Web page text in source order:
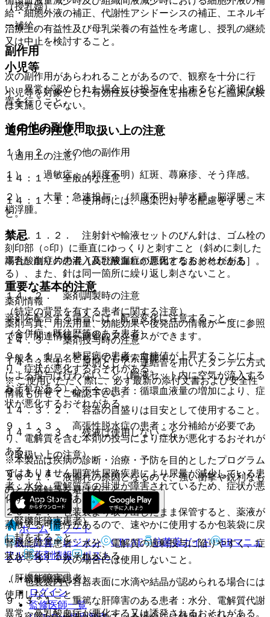
（授乳婦）
治療上の有益性及び母乳栄養の有益性を考慮し、授乳の継続
又は中止を検討すること。
小児等
小児等を対象とした有効性及び安全性を指標とした臨床試験
は実施していない。
適用上の注意、取扱い上の注意
（適用上の注意）
１４．１． 全般的な注意
１４．１．１． 使用時には、感染に対する配慮をするこ
と。
１４．１．２． 注射針や輸液セットのびん針は、ゴム栓の
刻印部（○印）に垂直にゆっくりと刺すこと（斜めに刺した
場合、削り片の混入及び液漏れの原因となるおそれがあ
る）、また、針は同一箇所に繰り返し刺さないこと。
１４．２． 薬剤調製時の注意
薬剤を配合する場合には、配合変化に注意すること。
１４．３． 薬剤投与時の注意
１４．３．１． 原則として、連結管を用いたタンデム方式
による投与は行わないこと（輸液セット内に空気が流入する
おそれがある）。
１４．３．２． 容器の目盛りは目安として使用すること。
１４．３．３． 残液は使用しないこと。
（取扱い上の注意）
２０．１． 液漏れの原因となるので、強い衝撃や鋭利なも
のとの接触等を避けること。
２０．２． 包装袋より取り出したまま保管すると、薬液が
蒸散する可能性があるので、速やかに使用するか包装袋に戻
し封をすること。
２０．３． 次の場合には使用しないこと。
・ 包装袋内や容器表面に水滴や結晶が認められる場合には
使用しないこと。
給・細胞外液の補正、代謝性アシドーシスの補正、エネルギ
ー補給。
副作用
次の副作用があらわれることがあるので、観察を十分に行
い、異常が認められた場合には投与を中止するなど適切な処
置を行うこと。
その他の副作用
１１．２． その他の副作用
１）． 過敏症：（頻度不明）紅斑、蕁麻疹、そう痒感。
２）． 大量・急速投与：（頻度不明）肺水腫、脳浮腫、末
梢浮腫。
禁忌
高乳酸血症の患者［高乳酸血症が悪化するおそれがある］。
重要な基本的注意
（特定の背景を有する患者に関する注意）
（合併症・既往歴等のある患者）
９．１．１． 糖尿病の患者：血糖値が上昇することによ
り、症状が悪化するおそれがある。
９．１．２． 心不全の患者：循環血液量の増加により、症
状が悪化するおそれがある。
９．１．３． 高張性脱水症の患者：水分補給が必要であ
り、電解質を含む本剤の投与により症状が悪化するおそれが
ある。
９．１．４． 閉塞性尿路疾患により尿量が減少している患
者：水分、電解質等の排泄が障害されているため、症状が悪
化するおそれがある。
（腎機能障害患者）
腎機能障害患者：水分、電解質の過剰投与に陥りやすく、症
状が悪化するおそれがある。
（肝機能障害患者）
９．３．１． 重篤な肝障害のある患者：水分、電解質代謝
異常、高乳酸血症が悪化する又は誘発されるおそれがある。
薬剤情報
薬剤写真、用法用量、効能効果や後発品の情報が一度に参照
でき、関連情報へ簡単にアクセスができます。
一般名、製品名どちらでも検索可能！
※ ご使用いただく際に、必ず最新の添付文書および安全性
情報も併せてご確認下さい。
※本製品は疾病の診断・治療・予防を目的としたプログラム
ではありません。
ホーム
ノート
表・計算
レジメン CTCAE 抗菌薬ガイド
ERマニュ
アル
薬剤情報 ポスト
新規登録
ログイン
監修医師一覧